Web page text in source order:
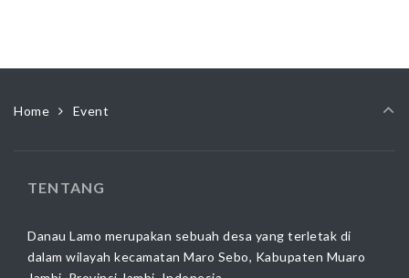
Home Event
TENTANG
Danau Lamo merupakan sebuah desa yang terletak di
dalam wilayah kecamatan Maro Sebo, Kabupaten Muaro